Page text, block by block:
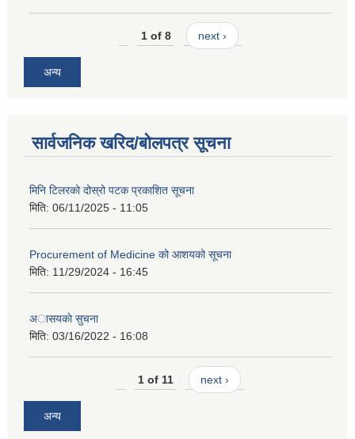
1 of 8 next ›
अन्य
सार्वजनिक खरिद/बोलपत्र सूचना
मिनि टिलरको दोस्रो पटक प्रकाशित सूचना
मिति: 06/11/2025 - 11:05
Procurement of Medicine को आशयको सूचना
मिति: 11/29/2024 - 16:45
अासयकाे सुचना
मिति: 03/16/2022 - 16:08
1 of 11 next ›
अन्य